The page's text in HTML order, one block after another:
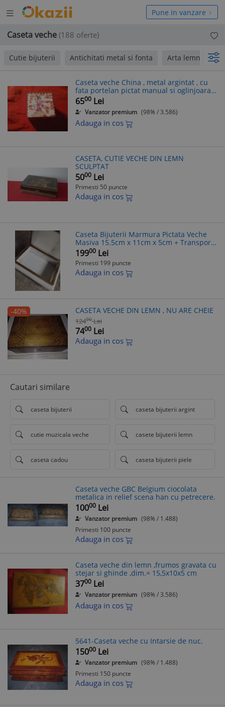
Deschide
meniul
Pune in vanzare
Caseta veche (188 oferte)
Cutie bijuterii Antichitati metal si fonta Arta lemn
Caseta veche China , metal argintat , cu
fata portelan pictat manual si oglinjoara
in capac , dim. =4,5x3,4cm
6500 Lei
Vanzator premium (98% / 3.586)
Adauga in cos
CASETA, CUTIE VECHE DIN LEMN
SCULPTAT
5000 Lei
Primesti 50 puncte
Adauga in cos
Caseta Bijuterii Marmura Pictata Veche
Masiva 15.5cm x 11cm x 5cm + Transport
Gratuit
19900 Lei
Primesti 199 puncte
Adauga in cos
-40% CASETA VECHE DIN LEMN , NU ARE CHEIE
12400 Lei
7400 Lei
Adauga in cos
Cautari similare
caseta bijuterii caseta bijuterii argint
cutie muzicala veche casete bijuterii lemn
caseta cadou caseta bijuterii piele
Caseta veche GBC Belgium ciocolata
metalica in relief scena han cu petrecere.
10000 Lei
Vanzator premium (98% / 1.488)
Primesti 100 puncte
Adauga in cos
Caseta veche din lemn ,frumos gravata cu
stejar si ghinde ,dim.= 15,5x10x5 cm
3700 Lei
Vanzator premium (98% / 3.586)
Adauga in cos
5641-Caseta veche cu Intarsie de nuc.
15000 Lei
Vanzator premium (98% / 1.488)
Primesti 150 puncte
Adauga in cos